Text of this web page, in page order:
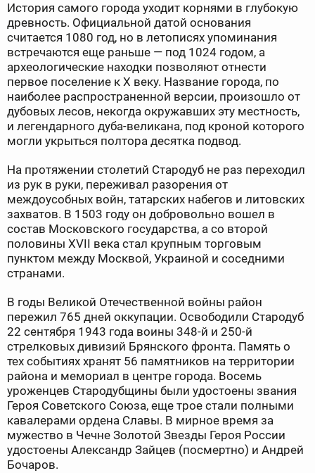
История самого города уходит корнями в глубокую
древность. Официальной датой основания
считается 1080 год, но в летописях упоминания
встречаются еще раньше — под 1024 годом, а
археологические находки позволяют отнести
первое поселение к X веку. Название города, по
наиболее распространенной версии, произошло от
дубовых лесов, некогда окружавших эту местность,
и легендарного дуба-великана, под кроной которого
могли укрыться полтора десятка подвод.
На протяжении столетий Стародуб не раз переходил
из рук в руки, переживал разорения от
междоусобных войн, татарских набегов и литовских
захватов. В 1503 году он добровольно вошел в
состав Московского государства, а со второй
половины XVII века стал крупным торговым
пунктом между Москвой, Украиной и соседними
странами.
В годы Великой Отечественной войны район
пережил 765 дней оккупации. Освободили Стародуб
22 сентября 1943 года воины 348-й и 250-й
стрелковых дивизий Брянского фронта. Память о
тех событиях хранят 56 памятников на территории
района и мемориал в центре города. Восемь
уроженцев Стародубщины были удостоены звания
Героя Советского Союза, еще трое стали полными
кавалерами ордена Славы. В мирное время за
мужество в Чечне Золотой Звезды Героя России
удостоены Александр Зайцев (посмертно) и Андрей
Бочаров.